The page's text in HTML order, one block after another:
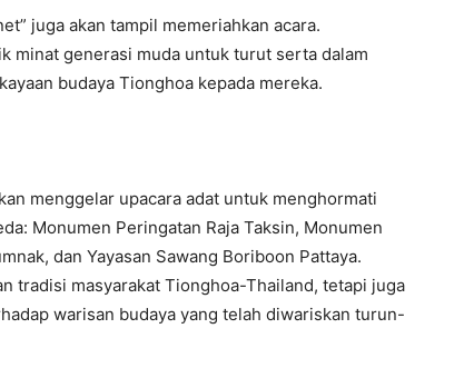
juga akan tampil memeriahkan acara.
minat generasi muda untuk turut serta dalam
budaya Tionghoa kepada mereka.
menggelar upacara adat untuk menghormati
Monumen Peringatan Raja Taksin, Monumen
dan Yayasan Sawang Boriboon Pattaya.
tradisi masyarakat Tionghoa-Thailand, tetapi juga
warisan budaya yang telah diwariskan turun-